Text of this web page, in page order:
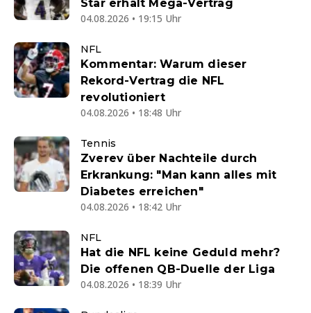
Star erhält Mega-Vertrag
04.08.2026 • 19:15 Uhr
NFL
Kommentar: Warum dieser
Rekord-Vertrag die NFL
revolutioniert
04.08.2026 • 18:48 Uhr
Tennis
Zverev über Nachteile durch
Erkrankung: "Man kann alles mit
Diabetes erreichen"
04.08.2026 • 18:42 Uhr
NFL
Hat die NFL keine Geduld mehr?
Die offenen QB-Duelle der Liga
04.08.2026 • 18:39 Uhr